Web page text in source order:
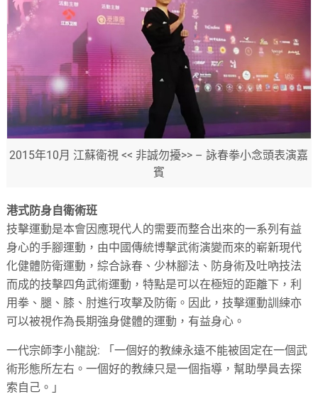
2015年10月 江蘇衛視 << 非誠勿擾>> – 詠春拳小念頭表演嘉
賓
港式防身自衛術班
技擊運動是本會因應現代人的需要而整合出來的一系列有益
身心的手腳運動，由中國傳統博擊武術演變而來的嶄新現代
化健體防衛運動，綜合詠春、少林腳法、防身術及吐吶技法
而成的技擊四角武術運動，特點是可以在極短的距離下，利
用拳、腿、膝、肘進行攻擊及防衛。因此，技擊運動訓練亦
可以被視作為長期強身健體的運動，有益身心。
一代宗師李小龍說: 「一個好的教練永遠不能被固定在一個武
術形態所左右。一個好的教練只是一個指導，幫助學員去探
索自己。」